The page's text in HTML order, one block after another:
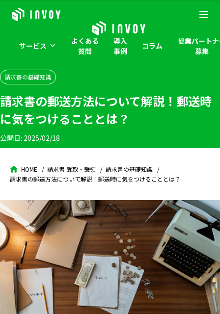
サービス
よくある
質問
導入
事例
コラム
協業パート
募集
請求書の基礎知識
請求書の郵送方法について解説！郵送時
に気をつけることとは？
公開日: 2025/02/18
HOME 請求書 受取・受領
請求書の基礎知識
請求書の郵送方法について解説！郵送時に気をつけることとは？